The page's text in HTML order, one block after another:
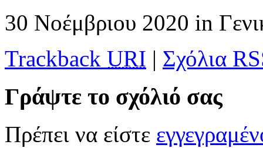
30 Νοέμβριου 2020 in
Trackback URI | Σχόλια
Γράψτε το σχόλιό σας
Πρέπει να είστε